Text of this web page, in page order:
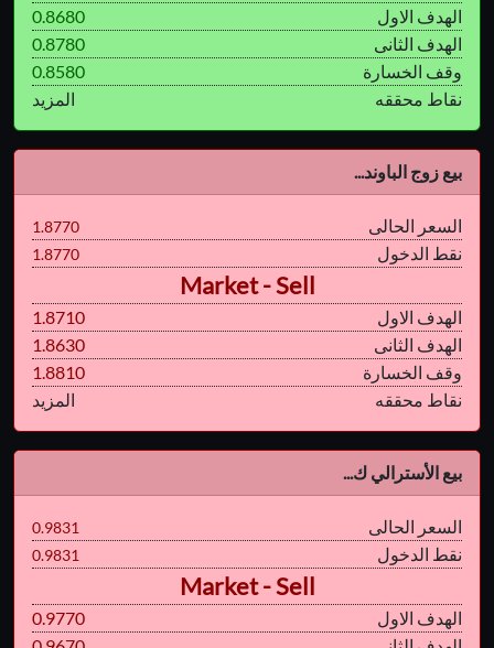
الهدف الاول
0.8680
الهدف الثانى
0.8780
وقف الخسارة
0.8580
نقاط محققه
المزيد
بيع زوج الباوند...
السعر الحالى 1.8770
نقط الدخول 1.8770
Market - Sell
الهدف الاول
1.8710
الهدف الثانى
1.8630
وقف الخسارة
1.8810
نقاط محققه
المزيد
بيع الأسترالي ك...
السعر الحالى 0.9831
نقط الدخول 0.9831
Market - Sell
الهدف الاول
0.9770